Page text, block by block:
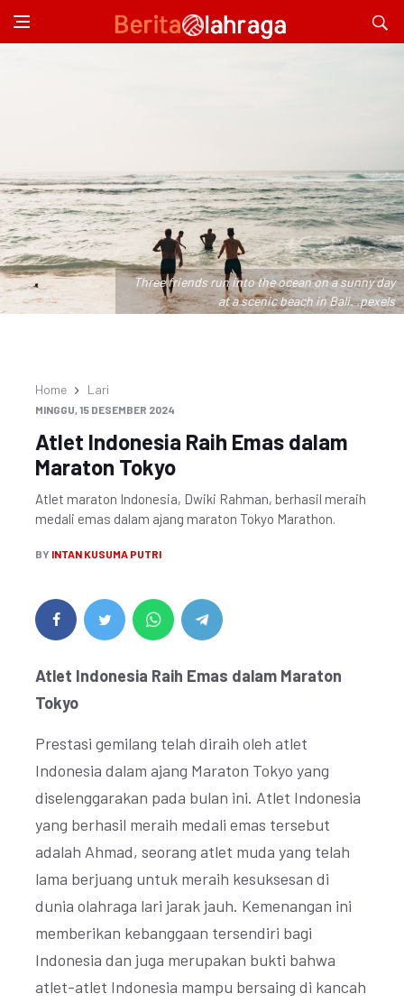
Three friends run into the ocean on a sunny day
at a scenic beach in Bali. .pexels
Home Lari
MINGGU, 15 DESEMBER 2024
Atlet Indonesia Raih Emas dalam
Maraton Tokyo
Atlet maraton Indonesia, Dwiki Rahman, berhasil meraih
medali emas dalam ajang maraton Tokyo Marathon.
BY INTAN KUSUMA PUTRI
Atlet Indonesia Raih Emas dalam Maraton
Tokyo
Prestasi gemilang telah diraih oleh atlet
Indonesia dalam ajang Maraton Tokyo yang
diselenggarakan pada bulan ini. Atlet Indonesia
yang berhasil meraih medali emas tersebut
adalah Ahmad, seorang atlet muda yang telah
lama berjuang untuk meraih kesuksesan di
dunia olahraga lari jarak jauh. Kemenangan ini
memberikan kebanggaan tersendiri bagi
Indonesia dan juga merupakan bukti bahwa
atlet-atlet Indonesia mampu bersaing di kancah